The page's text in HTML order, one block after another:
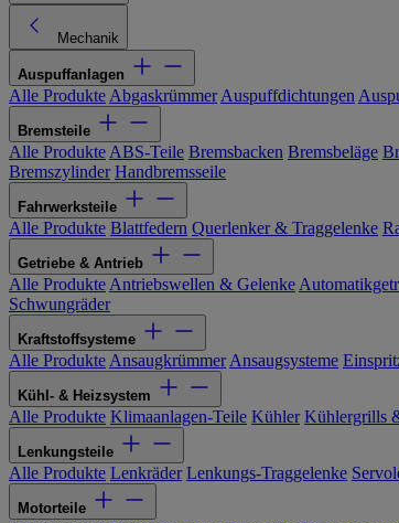
Mechanik
Auspuffanlagen
Alle Produkte Abgaskrümmer Auspuffdichtungen
Bremsteile
Alle Produkte ABS-Teile Bremsbacken Bremsbeläge
Bremszylinder Handbremsseile
Fahrwerksteile
Alle Produkte Blattfedern Querlenker & Traggelenke
Getriebe & Antrieb
Alle Produkte Antriebswellen & Gelenke
Schwungräder
Kraftstoffsysteme
Alle Produkte Ansaugkrümmer Ansaugsysteme
Kühl- & Heizsystem
Alle Produkte Klimaanlagen-Teile Kühler Kühlergrills
Lenkungsteile
Alle Produkte Lenkräder Lenkungs-Traggelenke
Motorteile